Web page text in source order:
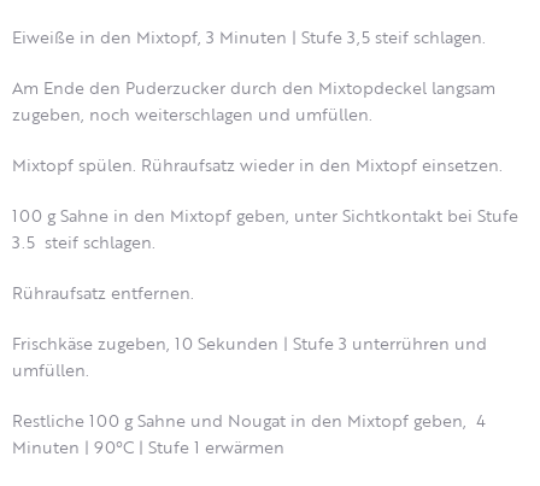
Eiweiße in den Mixtopf, 3 Minuten | Stufe 3,5 steif schlagen.
Am Ende den Puderzucker durch den Mixtopdeckel langsam
zugeben, noch weiterschlagen und umfüllen.
Mixtopf spülen. Rühraufsatz wieder in den Mixtopf einsetzen.
100 g Sahne in den Mixtopf geben, unter Sichtkontakt bei Stufe
3.5 steif schlagen.
Rühraufsatz entfernen.
Frischkäse zugeben, 10 Sekunden | Stufe 3 unterrühren und
umfüllen.
Restliche 100 g Sahne und Nougat in den Mixtopf geben, 4
Minuten | 90°C | Stufe 1 erwärmen